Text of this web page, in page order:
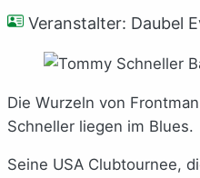
Veranstalter: Daubel
Die Wurzeln von
Schneller liegen im Blues.
Seine USA Clubtournee,